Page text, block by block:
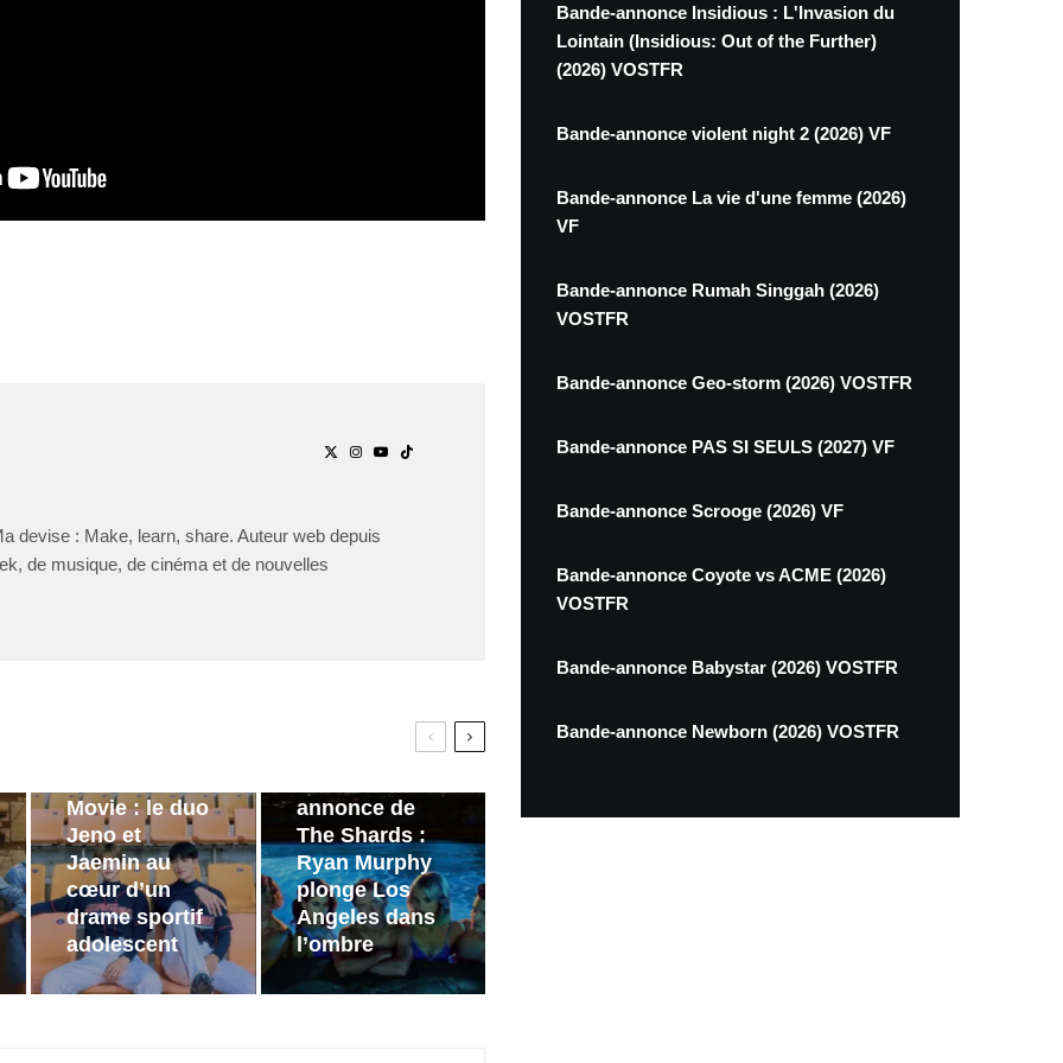
devise : Make, learn, share. Auteur web depuis
de musique, de cinéma et de nouvelles
Movie : le duo
Jeno et
Jaemin au
cœur d’un
drame sportif
adolescent
annonce de
The Shards :
Ryan Murphy
plonge Los
Angeles dans
l’ombre
Bande-annonce Insidious : L'Invasion du
Lointain (Insidious: Out of the Further)
(2026) VOSTFR
Bande-annonce violent night 2 (2026) VF
Bande-annonce La vie d'une femme (2026)
VF
Bande-annonce Rumah Singgah (2026)
VOSTFR
Bande-annonce Geo-storm (2026) VOSTFR
Bande-annonce PAS SI SEULS (2027) VF
Bande-annonce Scrooge (2026) VF
Bande-annonce Coyote vs ACME (2026)
VOSTFR
Bande-annonce Babystar (2026) VOSTFR
Bande-annonce Newborn (2026) VOSTFR